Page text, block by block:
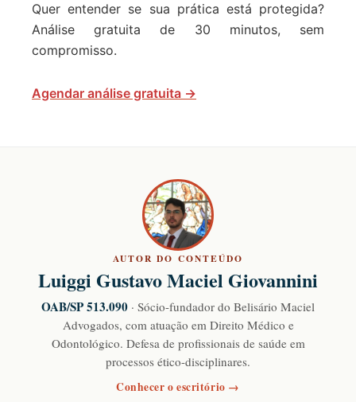
Quer entender se sua prática está protegida?
Análise gratuita de 30 minutos, sem
compromisso.
Agendar análise gratuita →
AUTOR DO CONTEÚDO
Luiggi Gustavo Maciel Giovannini
OAB/SP 513.090 · Sócio-fundador do Belisário Maciel
Advogados, com atuação em Direito Médico e
Odontológico. Defesa de profissionais de saúde em
processos ético-disciplinares.
Conhecer o escritório →